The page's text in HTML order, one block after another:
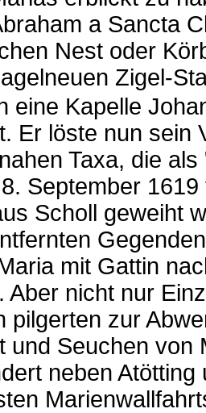
a Sancta
Nest oder
Zigel-
eine Kapelle
Er löste nun sein
Taxa, die
September
Scholl geweiht
mit Gattin
Aber nicht nur
pilgerten zur
und Seuchen von
neben